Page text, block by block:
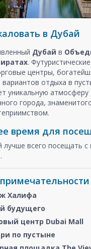
в Дубай
Дубай в
.
центры,
вариантов отдыха в
уникальную атмосферу
города,
время для
лучше всего посещать с
.
Халифа
будущего
центр Dubai Mall
по пустыне